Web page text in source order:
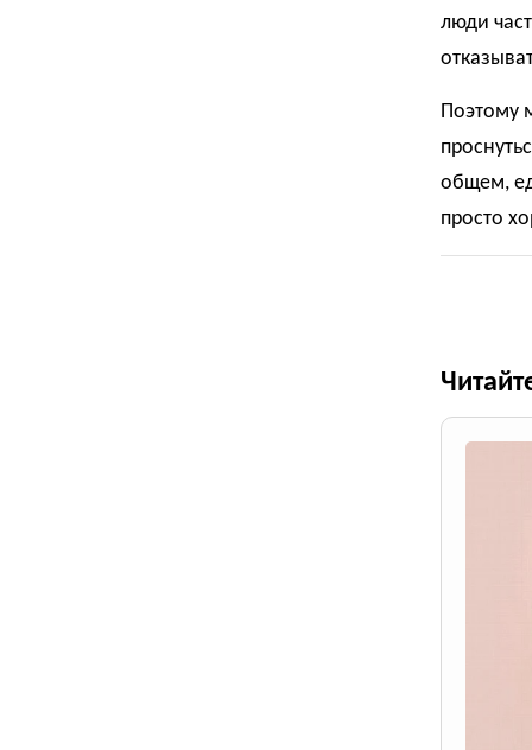
люди
Поэтому
общем,
просто